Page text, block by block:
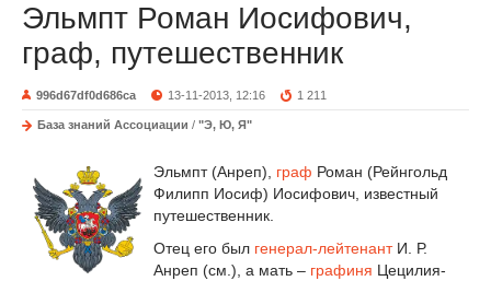
Эльмпт Роман Иосифович,
граф, путешественник
996d67df0d686ca 13-11-2013, 12:16 1 211
База знаний Ассоциации / "Э, Ю, Я"
Эльмпт (Анреп), граф Роман (Рейнгольд
Филипп Иосиф) Иосифович, известный
путешественник.
Отец его был генерал-лейтенантИ. Р.
Анреп (см.), а мать – графиня Цецилия-